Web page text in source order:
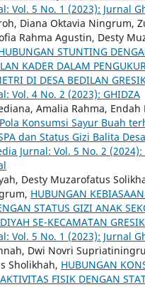
Vol. 5 No. 1 (2023): Jurnal
Diana Oktavia Ningrum,
Rahma Agustin, Desty
STUNTING
KADER DALAM
DI DESA BEDILAN
Vol. 4 No. 2 (2023): GHIDZA
Amalia Rahma, Endah
Konsumsi Sayur Buah
dan Status Gizi Balita
Jurnal: Vol. 5 No. 2 (2024):
Desty Muzarofatus
HUBUNGAN
STATUS GIZI ANAK
SE-KECAMATAN GRESIK
Vol. 5 No. 1 (2023): Jurnal
Dwi Novri
Sholikhah, HUBUNGAN
FISIK DENGAN